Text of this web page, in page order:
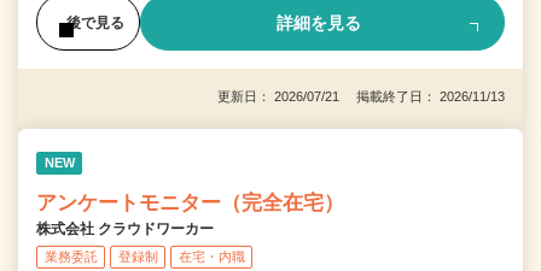
後で見る 詳細を見る
更新日： 2026/07/21 掲載終了日： 2026/11/13
NEW
アンケートモニター（完全在宅）
株式会社 クラウドワーカー
業務委託 登録制 在宅・内職